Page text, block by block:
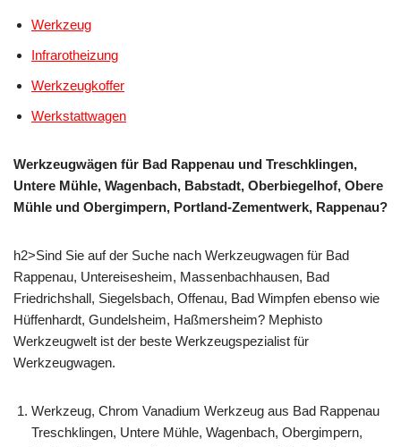
Werkzeug
Infrarotheizung
Werkzeugkoffer
Werkstattwagen
Werkzeugwägen für Bad Rappenau und Treschklingen,
Untere Mühle, Wagenbach, Babstadt, Oberbiegelhof, Obere
Mühle und Obergimpern, Portland-Zementwerk, Rappenau?
h2>Sind Sie auf der Suche nach Werkzeugwagen für Bad
Rappenau, Untereisesheim, Massenbachhausen, Bad
Friedrichshall, Siegelsbach, Offenau, Bad Wimpfen ebenso wie
Hüffenhardt, Gundelsheim, Haßmersheim? Mephisto
Werkzeugwelt ist der beste Werkzeugspezialist für
Werkzeugwagen.
Werkzeug, Chrom Vanadium Werkzeug aus Bad Rappenau
Treschklingen, Untere Mühle, Wagenbach, Obergimpern,